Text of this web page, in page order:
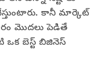
కానీ మార్కెట్
మొద‌లు పెడితే
బెస్ట్ బిజినెస్